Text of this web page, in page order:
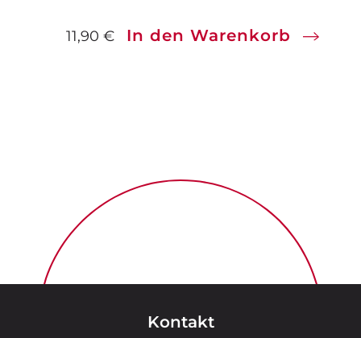
11,90 € In den Warenkorb
Kontakt